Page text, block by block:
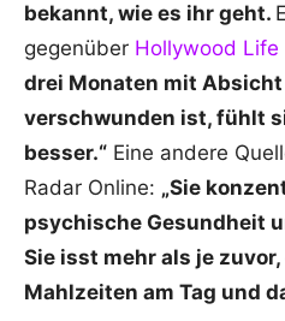
bekannt, wie es ihr geht.
gegenüber Hollywood Life
drei Monaten mit
verschwunden ist, fühlt
besser.“ Eine andere
Radar Online: „Sie
psychische Gesundheit
Sie isst mehr als je
Mahlzeiten am Tag und